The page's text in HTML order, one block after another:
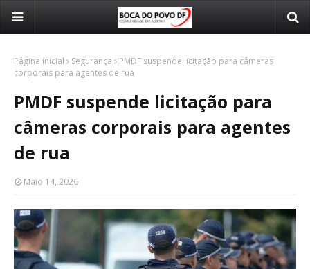
Página inicial Segurança
PMDF suspende licitação para câmeras
corporais para agentes de rua
PMDF suspende licitação para
câmeras corporais para agentes
de rua
Maio 14, 2026